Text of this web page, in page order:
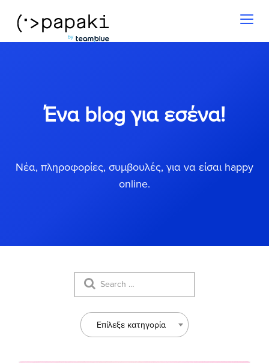
Ένα blog για εσένα!
Νέα, πληροφορίες, συμβουλές, για να είσαι happy
online.
Επίλεξε κατηγορία